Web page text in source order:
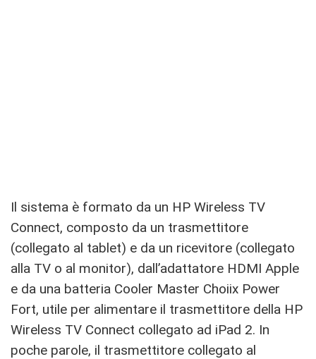
Il sistema è formato da un HP Wireless TV
Connect, composto da un trasmettitore
(collegato al tablet) e da un ricevitore (collegato
alla TV o al monitor), dall’adattatore HDMI Apple
e da una batteria Cooler Master Choiix Power
Fort, utile per alimentare il trasmettitore della HP
Wireless TV Connect collegato ad iPad 2. In
poche parole, il trasmettitore collegato al